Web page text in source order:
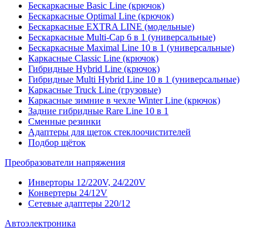
Бескаркасные Basic Line (крючок)
Бескаркасные Optimal Line (крючок)
Бескаркасные EXTRA LINE (модельные)
Бескаркасные Multi-Cap 6 в 1 (универсальные)
Бескаркасные Maximal Line 10 в 1 (универсальные)
Каркасные Classic Line (крючок)
Гибридные Hybrid Line (крючок)
Гибридные Multi Hybrid Line 10 в 1 (универсальные)
Каркасные Truck Line (грузовые)
Каркасные зимние в чехле Winter Line (крючок)
Задние гибридные Rare Line 10 в 1
Сменные резинки
Адаптеры для щеток стеклоочистителей
Подбор щёток
Преобразователи напряжения
Инверторы 12/220V, 24/220V
Конвертеры 24/12V
Сетевые адаптеры 220/12
Автоэлектроника